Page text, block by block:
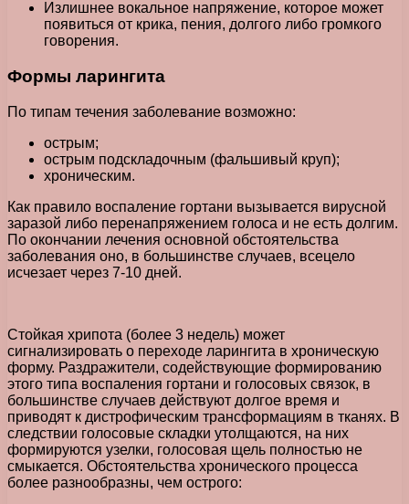
Излишнее вокальное напряжение, которое может
появиться от крика, пения, долгого либо громкого
говорения.
Формы ларингита
По типам течения заболевание возможно:
острым;
острым подскладочным (фальшивый круп);
хроническим.
Как правило воспаление гортани вызывается вирусной
заразой либо перенапряжением голоса и не есть долгим.
По окончании лечения основной обстоятельства
заболевания оно, в большинстве случаев, всецело
исчезает через 7-10 дней.
Стойкая хрипота (более 3 недель) может
сигнализировать о переходе ларингита в хроническую
форму. Раздражители, содействующие формированию
этого типа воспаления гортани и голосовых связок, в
большинстве случаев действуют долгое время и
приводят к дистрофическим трансформациям в тканях. В
следствии голосовые складки утолщаются, на них
формируются узелки, голосовая щель полностью не
смыкается. Обстоятельства хронического процесса
более разнообразны, чем острого: